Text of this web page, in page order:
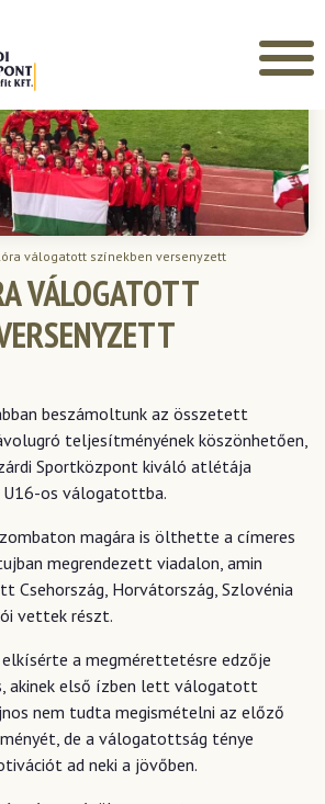
válogatott színekben versenyzett
VÁLOGATOTT
beszámoltunk az összetett
teljesítményének köszönhetően,
Sportközpont kiváló atlétája
os válogatottba.
magára is ölthette a címeres
megrendezett viadalon, amin
Csehország, Horvátország, Szlovénia
vettek részt.
a megmérettetésre edzője
akinek első ízben lett válogatott
nem tudta megismételni az előző
de a válogatottság ténye
ad neki a jövőben.